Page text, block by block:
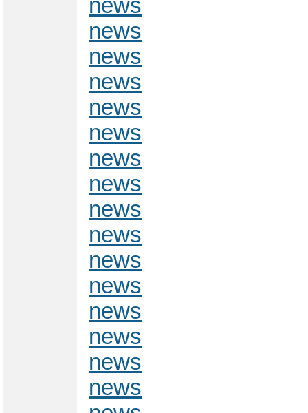
news
news
news
news
news
news
news
news
news
news
news
news
news
news
news
news